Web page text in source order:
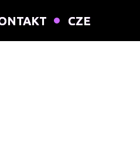
CZE
CZE